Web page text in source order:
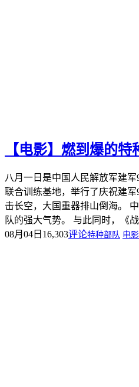
【电影】燃到爆的
八月一日是中国人民解放军建
联合训练基地，举行了庆祝建
击长空，大国重器排山倒海。
队的强大气势。 与此同时，《
08月04日 16,303评论特种部队 电